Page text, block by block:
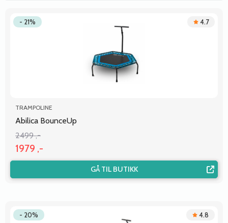
- 21% 4.7
TRAMPOLINE
Abilica BounceUp
2499 ,-
1979 ,-
GÅ TIL BUTIKK
- 20% 4.8